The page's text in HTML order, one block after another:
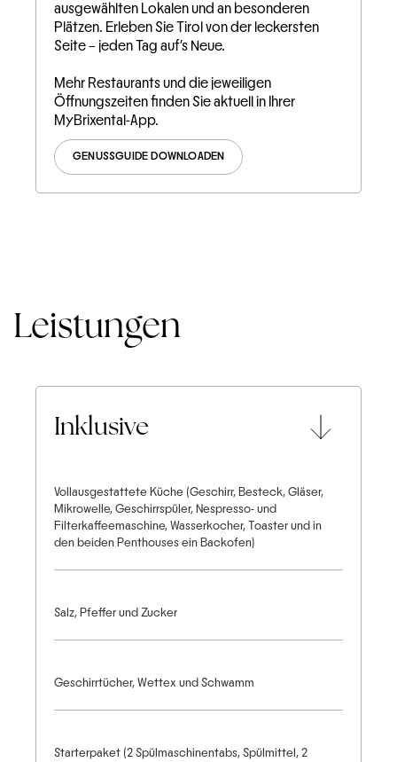
ausgewählten Lokalen und an besonderen
Plätzen. Erleben Sie Tirol von der leckersten
Seite – jeden Tag auf's Neue.
Mehr Restaurants und die jeweiligen
Öffnungszeiten finden Sie aktuell in Ihrer
MyBrixental-App.
GENUSSGUIDE DOWNLOADEN
Leistungen
Inklusive
Vollausgestattete Küche (Geschirr, Besteck, Gläser,
Mikrowelle, Geschirrspüler, Nespresso- und
Filterkaffeemaschine, Wasserkocher, Toaster und in
den beiden Penthouses ein Backofen)
Salz, Pfeffer und Zucker
Geschirrtücher, Wettex und Schwamm
Starterpaket (2 Spülmaschinentabs, Spülmittel, 2